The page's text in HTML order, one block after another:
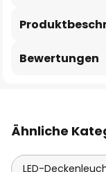
Bewertungen
Ähnliche
LED-